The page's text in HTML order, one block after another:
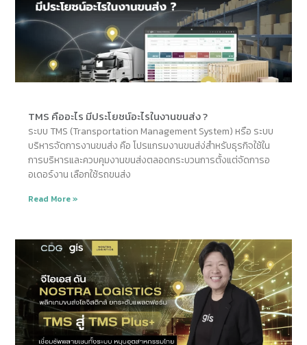
TMS คืออะไร มีประโยชน์อะไรในงานขนส่ง ?
ระบบ TMS (Transportation Management System) หรือ ระบบ
บริหารจัดการงานขนส่ง คือ โปรแกรมงานขนส่ง่สำหรับธุรกิจใช้ใน
การบริหารและควบคุมงานขนส่งตลอดกระบวนการตั้งแต่จัดการอ
อเดอร์งาน เลือกใช้รถขนส่ง
Read More »